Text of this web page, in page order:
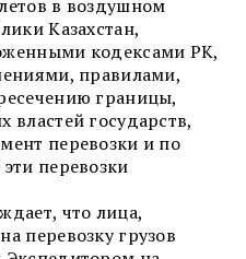
в воздушном
Казахстан,
кодексами РК,
правилами,
границы,
властей государств,
перевозки и по
перевозки
что лица,
перевозку грузов